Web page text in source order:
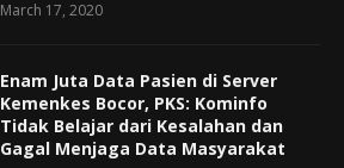
March 17, 2020
Enam Juta Data Pasien di Server
Kemenkes Bocor, PKS: Kominfo
Tidak Belajar dari Kesalahan dan
Gagal Menjaga Data Masyarakat